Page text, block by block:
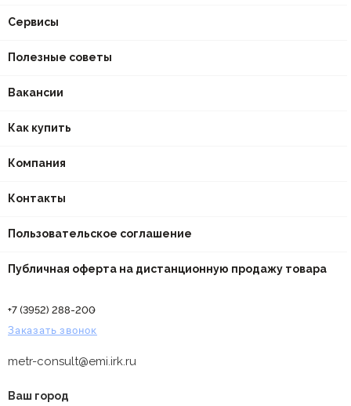
Сервисы
Полезные советы
Вакансии
Как купить
Компания
Контакты
Пользовательское соглашение
Публичная оферта на дистанционную продажу товара
+7 (3952) 288-200
Заказать звонок
metr-consult@emi.irk.ru
Ваш город